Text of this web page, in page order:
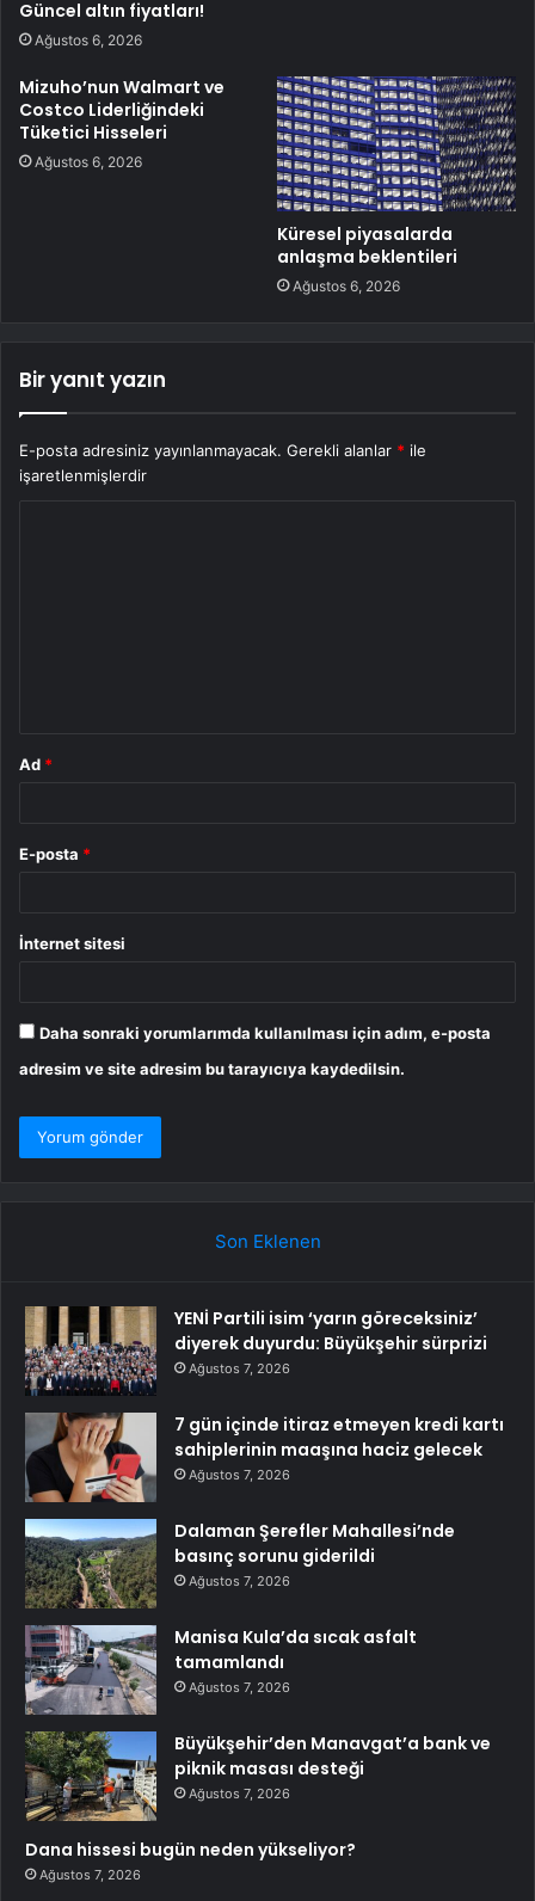
Güncel altın fiyatları!
Ağustos 6, 2026
Mizuho’nun Walmart ve
Costco Liderliğindeki
Tüketici Hisseleri
Ağustos 6, 2026
Küresel piyasalarda
anlaşma beklentileri
Ağustos 6, 2026
Bir yanıt yazın
E-posta adresiniz yayınlanmayacak. Gerekli alanlar * ile
işaretlenmişlerdir
Ad *
E-posta *
İnternet sitesi
Daha sonraki yorumlarımda kullanılması için adım, e-posta
adresim ve site adresim bu tarayıcıya kaydedilsin.
Son Eklenen
YENİ Partili isim ‘yarın göreceksiniz’
diyerek duyurdu: Büyükşehir sürprizi
Ağustos 7, 2026
7 gün içinde itiraz etmeyen kredi kartı
sahiplerinin maaşına haciz gelecek
Ağustos 7, 2026
Dalaman Şerefler Mahallesi’nde
basınç sorunu giderildi
Ağustos 7, 2026
Manisa Kula’da sıcak asfalt
tamamlandı
Ağustos 7, 2026
Büyükşehir’den Manavgat’a bank ve
piknik masası desteği
Ağustos 7, 2026
Dana hissesi bugün neden yükseliyor?
Ağustos 7, 2026